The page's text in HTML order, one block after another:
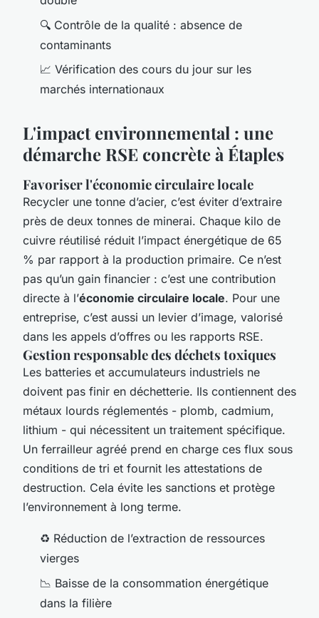
🔍 Contrôle de la qualité : absence de
contaminants
📈 Vérification des cours du jour sur les
marchés internationaux
L'impact environnemental : une
démarche RSE concrète à Étaples
Favoriser l'économie circulaire locale
Recycler une tonne d’acier, c’est éviter d’extraire
près de deux tonnes de minerai. Chaque kilo de
cuivre réutilisé réduit l’impact énergétique de 65
% par rapport à la production primaire. Ce n’est
pas qu’un gain financier : c’est une contribution
directe à l’économie circulaire locale. Pour une
entreprise, c’est aussi un levier d’image, valorisé
dans les appels d’offres ou les rapports RSE.
Gestion responsable des déchets toxiques
Les batteries et accumulateurs industriels ne
doivent pas finir en déchetterie. Ils contiennent des
métaux lourds réglementés - plomb, cadmium,
lithium - qui nécessitent un traitement spécifique.
Un ferrailleur agréé prend en charge ces flux sous
conditions de tri et fournit les attestations de
destruction. Cela évite les sanctions et protège
l’environnement à long terme.
♻️ Réduction de l’extraction de ressources
vierges
📉 Baisse de la consommation énergétique
dans la filière